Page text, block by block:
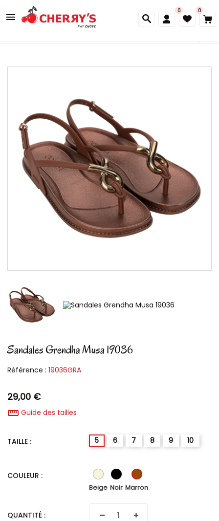

0
0
Sandales Grendha Musa 19036
Référence : 19036GRA
29,00 €
straighten Guide des tailles
TAILLE : 5 6 7 8 9 10
COULEUR : Beige
Beige
Noir
Noir
Marron
Marron
QUANTITÉ :